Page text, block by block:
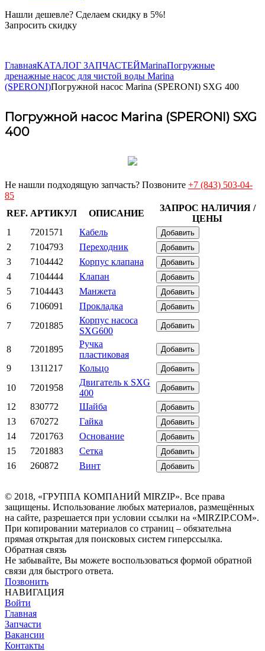
Нашли дешевле? Сделаем скидку в 5%!
Запросить скидку
ГлавнаяКАТАЛОГ ЗАПЧАСТЕЙMarinaПогружные
дренажные насос для чистой воды Marina
(SPERONI)Погружной насос Marina (SPERONI) SXG 400
Погружной насос Marina (SPERONI) SXG
400
Не нашли подходящую запчасть? Позвоните +7 (843) 503-04-
85
REF. АРТИКУЛ ОПИСАНИЕ
ЗАПРОС НАЛИЧИЯ /
ЦЕНЫ
1
7201571 Кабель Добавить
2 7104793 Переходник Добавить
3 7104442 Корпус клапана Добавить
4 7104444 Клапан Добавить
5 7104443 Манжета Добавить
6 7106091 Прокладка Добавить
7 7201885
Корпус насоса
SXG600
Добавить
8 7201895
Ручка
пластиковая
Добавить
9 1311217 Кольцо Добавить
10 7201958
Двигатель к SXG
400
Добавить
12 830772 Шайба Добавить
13 670272 Гайка Добавить
14 7201763 Основание Добавить
15 7201883 Сетка Добавить
16 260872 Винт Добавить
© 2018, «ГРУППА КОМПАНИЙ MIRZIP». Все права
защищены. Использование любых материалов, размещённых
на сайте, разрешается при условии ссылки на «MIRZIP.COM».
При копировании материалов со страниц – обязательна
прямая открытая для поисковых систем гиперссылка.
Обратная связь
Не забывайте, Вы можете воспользоваться формой обратной
связи для быстрого ответа.
Позвонить
НАВИГАЦИЯ
Войти
Главная
Запчасти
Вакансии
Контакты